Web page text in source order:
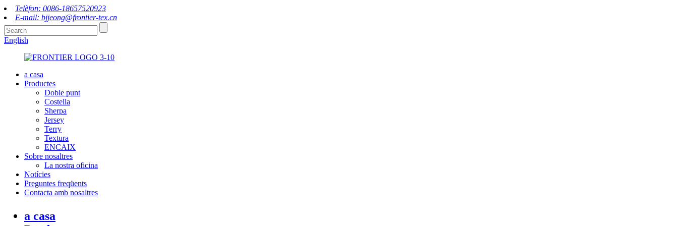
Telèfon: 0086-18657520923
E-mail: bjjeong@frontier-tex.cn
English
a casa
Productes
Doble punt
Costella
Sherpa
Jersey
Terry
Textura
ENCAIX
Sobre nosaltres
La nostra oficina
Notícies
Preguntes freqüents
Contacta amb nosaltres
a casa